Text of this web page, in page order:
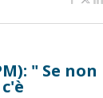
" Se non